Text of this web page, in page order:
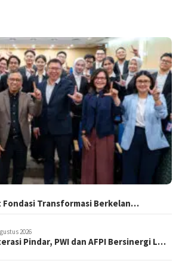
Fondasi Transformasi Berkelan…
2026
Pindar, PWI dan AFPI Bersinergi L…